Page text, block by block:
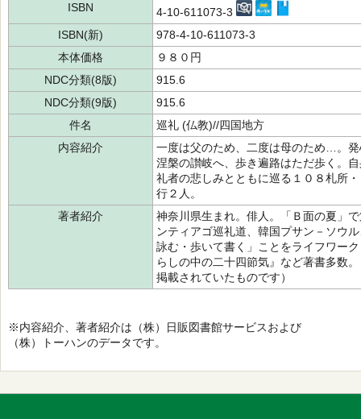
ISBN
4-10-611073-3
ISBN(新)
978-4-10-611073-3
本体価格
９８０円
NDC分類(8版)
915.6
NDC分類(9版)
915.6
件名
巡礼 (仏教)//四国地方
内容紹介
一度は父のため、二度は母のため…。
涅槃の讃岐へ、歩き遍路はただ歩く。
礼者の悲しみとともに巡る１０８札所
行２人。
著者紹介
神奈川県生まれ。俳人。「Ｂ面の夏」
ンティアゴ巡礼道、韓国プサン－ソウ
詠む・歩いて書く」ことをライフワー
らしの中の二十四節気』など著書多数
掲載されていたものです）
※内容紹介、著者紹介は（株）日販図書館サービスおよび
（株）トーハンのデータです。